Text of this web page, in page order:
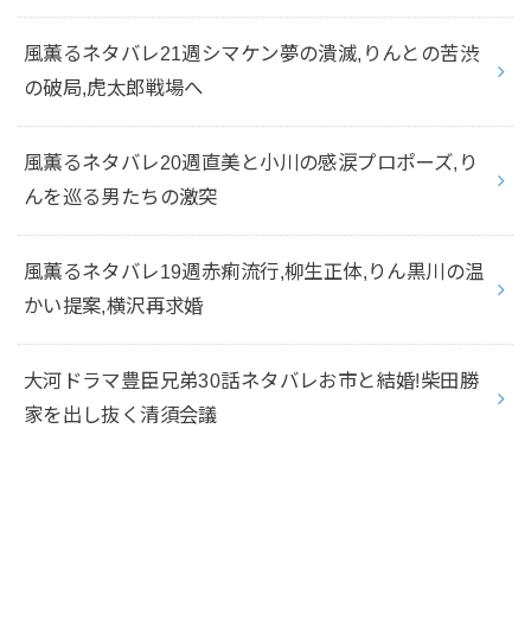
風薫るネタバレ21週シマケン夢の潰滅,りんとの苦渋
の破局,虎太郎戦場へ
風薫るネタバレ20週直美と小川の感涙プロポーズ,り
んを巡る男たちの激突
風薫るネタバレ19週赤痢流行,柳生正体,りん黒川の温
かい提案,横沢再求婚
大河ドラマ豊臣兄弟30話ネタバレお市と結婚!柴田勝
家を出し抜く清須会議